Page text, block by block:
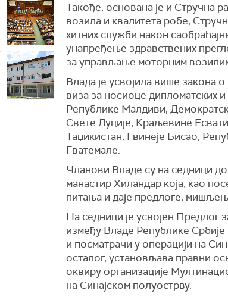
Такође, основана је и Стручна
возила и квалитета робе,
хитних служби након
унапређење здравствених
за управљање моторним
Влада је усвојила више закона о
виза за носиоце дипломатских
Републике Малдиви,
Свете Луције, Краљевине
Таџикистан, Гвинеје Бисао,
Гватемале.
Чланови Владе су на седници
манастир Хиландар која, као
питања и даје предлоге, мишље
На седници је усвојен Предлог з
између Владе Републике Србије
и посматрачи у операцији на С
осталог, установљава правни
оквиру организације
на Синајском полуострву.